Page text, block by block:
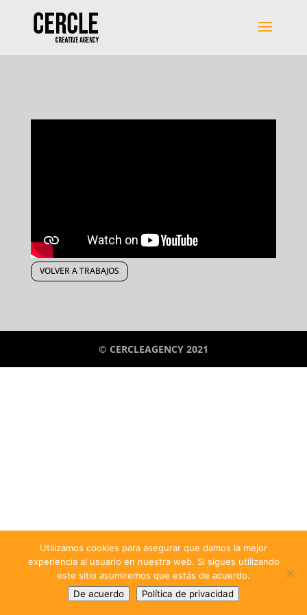
VOLVER A TRABAJOS
© CERCLEAGENCY 2021
Utilizamos cookies para asegurar que damos la mejor
experiencia al usuario en nuestra web. Si sigues utilizando
este sitio asumiremos que estás de acuerdo.
De acuerdo
Política de privacidad